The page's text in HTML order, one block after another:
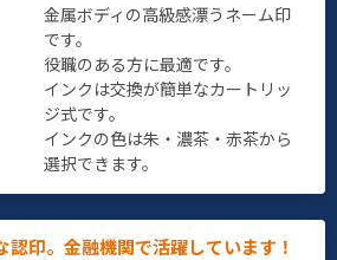
金属ボディの高級感漂うネーム印
です。
役職のある方に最適です。
インクは交換が簡単なカートリッ
ジ式です。
インクの色は朱・濃茶・赤茶から
選択できます。
認印。金融機関で活躍しています！